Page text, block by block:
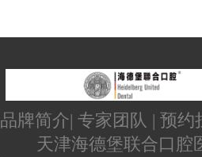
品牌简介| 专家团队 | 预约
天津海德堡联合口腔